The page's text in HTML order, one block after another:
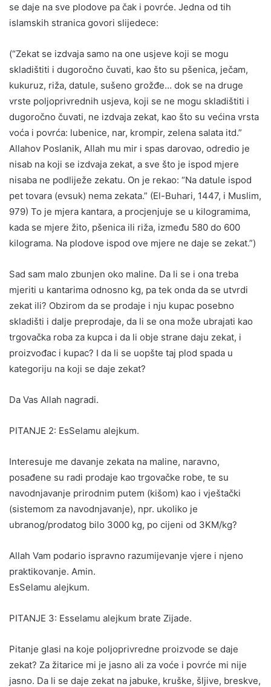
se daje na sve plodove pa čak i povrće. Jedna od tih
islamskih stranica govori slijedece:
(“Zekat se izdvaja samo na one usjeve koji se mogu
skladištiti i dugoročno čuvati, kao što su pšenica, ječam,
kukuruz, riža, datule, sušeno grožđe… dok se na druge
vrste poljoprivrednih usjeva, koji se ne mogu skladištiti i
dugoročno čuvati, ne izdvaja zekat, kao što su većina vrsta
voća i povrća: lubenice, nar, krompir, zelena salata itd.”
Allahov Poslanik, Allah mu mir i spas darovao, odredio je
nisab na koji se izdvaja zekat, a sve što je ispod mjere
nisaba ne podliježe zekatu. On je rekao: “Na datule ispod
pet tovara (evsuk) nema zekata.” (El-Buhari, 1447, i Muslim,
979) To je mjera kantara, a procjenjuje se u kilogramima,
kada se mjere žito, pšenica ili riža, između 580 do 600
kilograma. Na plodove ispod ove mjere ne daje se zekat.”)
Sad sam malo zbunjen oko maline. Da li se i ona treba
mjeriti u kantarima odnosno kg, pa tek onda da se utvrdi
zekat ili? Obzirom da se prodaje i nju kupac posebno
skladišti i dalje preprodaje, da li se ona može ubrajati kao
trgovačka roba za kupca i da li obje strane daju zekat, i
proizvođac i kupac? I da li se uopšte taj plod spada u
kategoriju na koji se daje zekat?
Da Vas Allah nagradi.
PITANJE 2: EsSelamu alejkum.
Interesuje me davanje zekata na maline, naravno,
posađene su radi prodaje kao trgovačke robe, te su
navodnjavanje prirodnim putem (kišom) kao i vještački
(sistemom za navodnjavanje), npr. ukoliko je
ubranog/prodatog bilo 3000 kg, po cijeni od 3KM/kg?
Allah Vam podario ispravno razumijevanje vjere i njeno
praktikovanje. Amin.
EsSelamu alejkum.
PITANJE 3: Esselamu alejkum brate Zijade.
Pitanje glasi na koje poljoprivredne proizvode se daje
zekat? Za žitarice mi je jasno ali za voće i povrće mi nije
jasno. Da li se daje zekat na jabuke, kruške, šljive, breskve,